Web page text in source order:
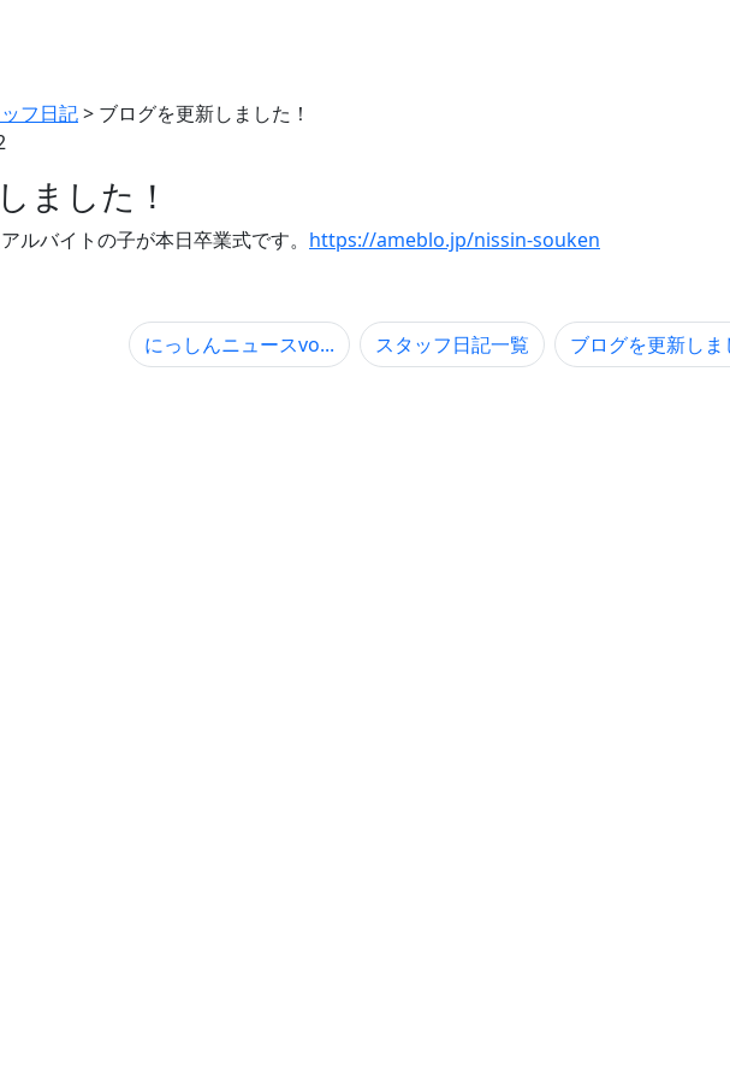
フ日記> ブログを更新しました！
ました！
ルバイトの子が本日卒業式です。 https://ameblo.jp/nissin-souken
にっしんニュースvo... スタッフ日記一覧 ブログを更新しま